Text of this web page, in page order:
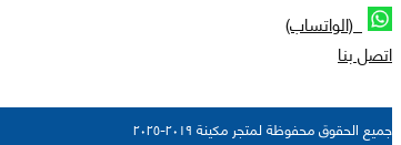
(الواتساب)
اتصل بنا
جميع الحقوق محفوظة لمتجر مكينة ٢٠١٩-٢٠٢٥